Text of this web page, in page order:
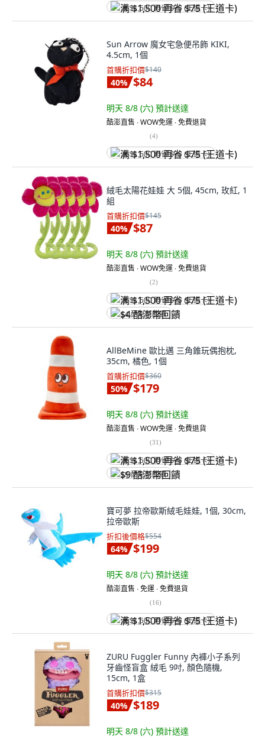
满 $1,500 再省 $75 (王道卡)
Sun Arrow 魔女宅急便吊飾 KIKI,
4.5cm, 1個
首購折扣價$140
40% $84
明天 8/8 (六) 預計送達
酷澎直售 ∙ WOW免運 ∙ 免費退貨
(4)
满 $1,500 再省 $75 (王道卡)
絨毛太陽花娃娃 大 5個, 45cm, 玫紅, 1
組
首購折扣價$145
40% $87
明天 8/8 (六) 預計送達
酷澎直售 ∙ WOW免運 ∙ 免費退貨
(2)
满 $1,500 再省 $75 (王道卡)
$4 酷澎幣回饋
AllBeMine 歐比邁 三角錐玩偶抱枕,
35cm, 橘色, 1個
首購折扣價$360
50% $179
明天 8/8 (六) 預計送達
酷澎直售 ∙ WOW免運 ∙ 免費退貨
(31)
满 $1,500 再省 $75 (王道卡)
$9 酷澎幣回饋
寶可夢 拉帝歐斯絨毛娃娃, 1個, 30cm,
拉帝歐斯
折扣後價格$554
64% $199
明天 8/8 (六) 預計送達
酷澎直售 ∙ 免運 ∙ 免費退貨
(16)
满 $1,500 再省 $75 (王道卡)
ZURU Fuggler Funny 內褲小子系列
牙齒怪盲盒 絨毛 9吋, 顏色隨機,
15cm, 1盒
首購折扣價$315
40% $189
明天 8/8 (六) 預計送達